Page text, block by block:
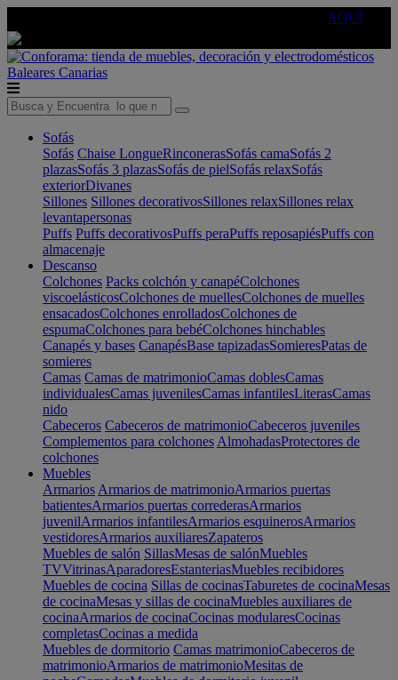
AQUÍ
Baleares Canarias
Sofás
Sofás Chaise LongueRinconerasSofás camaSofás 2
plazasSofás 3 plazasSofás de pielSofás relaxSofás
exteriorDivanes
Sillones Sillones decorativosSillones relaxSillones relax
levantapersonas
Puffs Puffs decorativosPuffs peraPuffs reposapiésPuffs con
almacenaje
Descanso
Colchones Packs colchón y canapéColchones
viscoelásticosColchones de muellesColchones de muelles
ensacadosColchones enrolladosColchones de
espumaColchones para bebéColchones hinchables
Canapés y bases CanapésBase tapizadasSomieresPatas de
somieres
Camas Camas de matrimonioCamas doblesCamas
individualesCamas juvenilesCamas infantilesLiterasCamas
nido
Cabeceros Cabeceros de matrimonioCabeceros juveniles
Complementos para colchones AlmohadasProtectores de
colchones
Muebles
Armarios Armarios de matrimonioArmarios puertas
batientesArmarios puertas correderasArmarios
juvenilArmarios infantilesArmarios esquinerosArmarios
vestidoresArmarios auxiliaresZapateros
Muebles de salón SillasMesas de salónMuebles
TVVitrinasAparadoresEstanteriasMuebles recibidores
Muebles de cocina Sillas de cocinasTaburetes de cocinaMesas
de cocinaMesas y sillas de cocinaMuebles auxiliares de
cocinaArmarios de cocinaCocinas modularesCocinas
completasCocinas a medida
Muebles de dormitorio Camas matrimonioCabeceros de
matrimonioArmarios de matrimonioMesitas de